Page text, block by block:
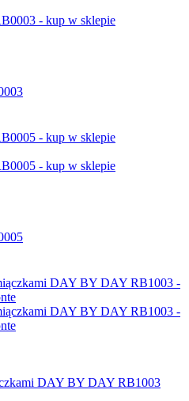
DAY BY DAY RB1003